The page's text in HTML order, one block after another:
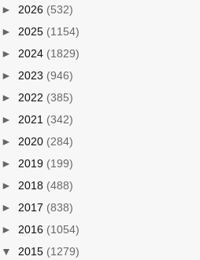
► 2026 (532)
► 2025 (1154)
► 2024 (1829)
► 2023 (946)
► 2022 (385)
► 2021 (342)
► 2020 (284)
► 2019 (199)
► 2018 (488)
► 2017 (838)
► 2016 (1054)
▼ 2015 (1279)